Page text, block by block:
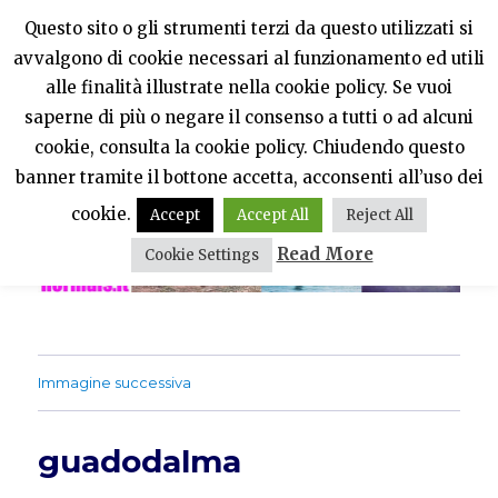
PercheNONEssereNormali?
MENU
Immagine successiva
guadodalma
Questo sito o gli strumenti terzi da questo utilizzati si
avvalgono di cookie necessari al funzionamento ed utili
alle finalità illustrate nella cookie policy. Se vuoi
saperne di più o negare il consenso a tutti o ad alcuni
cookie, consulta la cookie policy. Chiudendo questo
banner tramite il bottone accetta, acconsenti all’uso dei
cookie.
Accept Accept All Reject All
Cookie Settings Read More